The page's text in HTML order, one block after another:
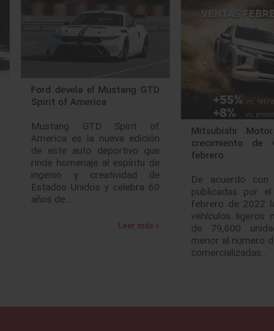
Ford devela el Mustang GTD
Spirit of America
Mustang GTD Spirit of
America es la nueva edición
de este auto deportivo que
rinde homenaje al espíritu de
ingenio y creatividad de
Estados Unidos y celebra 60
años de…
Leer más »
Mitsubishi
crecimiento de
febrero
De acuerdo
publicadas por el
febrero de 2022
vehículos ligeros
de 79,600
menor al número
comercializadas…